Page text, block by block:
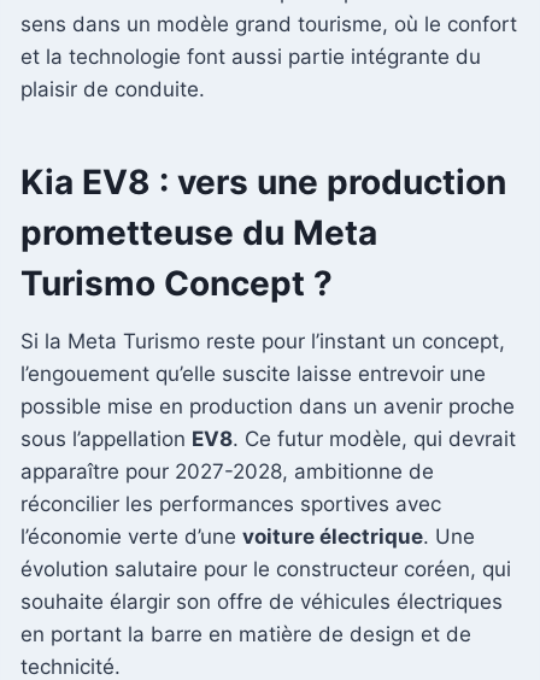
sens dans un modèle grand tourisme, où le confort
et la technologie font aussi partie intégrante du
plaisir de conduite.
Kia EV8 : vers une production
prometteuse du Meta
Turismo Concept ?
Si la Meta Turismo reste pour l’instant un concept,
l’engouement qu’elle suscite laisse entrevoir une
possible mise en production dans un avenir proche
sous l’appellation EV8. Ce futur modèle, qui devrait
apparaître pour 2027-2028, ambitionne de
réconcilier les performances sportives avec
l’économie verte d’une voiture électrique. Une
évolution salutaire pour le constructeur coréen, qui
souhaite élargir son offre de véhicules électriques
en portant la barre en matière de design et de
technicité.